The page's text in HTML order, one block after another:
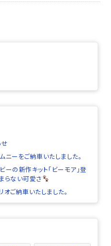
ーをご納車いたしました。
ーの新作キット「ビーモア」登
らない可愛さ
ご納車いたしました。